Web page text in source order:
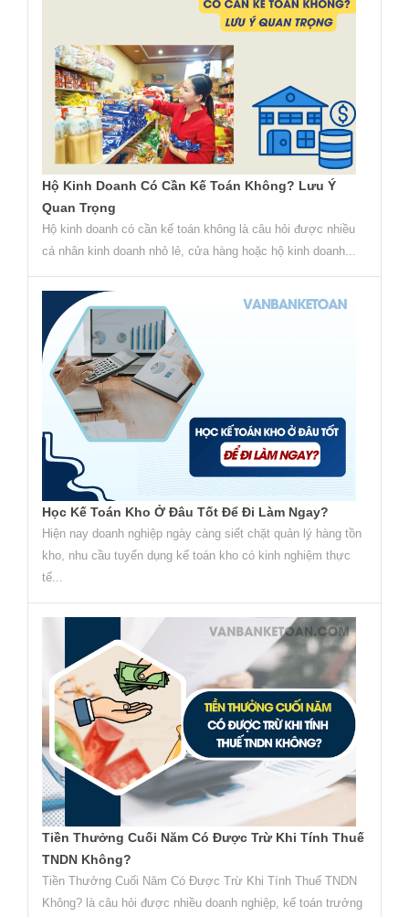
Hộ Kinh Doanh Có Cần Kế Toán Không? Lưu Ý
Quan Trọng
Hộ kinh doanh có cần kế toán không là câu hỏi được nhiều
cá nhân kinh doanh nhỏ lẻ, cửa hàng hoặc hộ kinh doanh...
Học Kế Toán Kho Ở Đâu Tốt Để Đi Làm Ngay?
Hiện nay doanh nghiệp ngày càng siết chặt quản lý hàng tồn
kho, nhu cầu tuyển dụng kế toán kho có kinh nghiệm thực
tế...
Tiền Thưởng Cuối Năm Có Được Trừ Khi Tính Thuế
TNDN Không?
Tiền Thưởng Cuối Năm Có Được Trừ Khi Tính Thuế TNDN
Không? là câu hỏi được nhiều doanh nghiệp, kế toán trưởng